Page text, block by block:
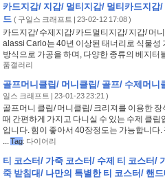
카드지갑/ 지갑/ 멀티지갑/ 멀티카드지갑
드 ( 구일스 크래프트 | 23-02-12 17:08 )
카드지갑/ 수제지갑/ 카드멀티지갑/ 지갑/ 머
alassi Carlo는 40년 이상된 태너리로 식물성
방식으로 가공을 하며, 다양한 종류의 베지터
품갤러리
골프머니클립/ 머니클립/ 골프/ 수제머니
일스 크래프트 | 23-01-23 23:21 )
골프머니 클립/ 머니클립/ 크리져를 이용한
때 간편하게 가지고 다니실 수 있는 수제 클
입니다. 힘이 좋아서 40장정도는 가능합니다
...Tag: 다이어리
티 코스터/ 가죽 코스터/ 수제 티 코스터/
죽 받침대/ 나만의 특별한 티 코스터/ 핸